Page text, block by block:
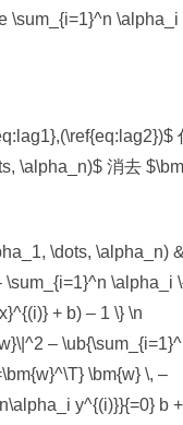
\sum_{i=1}^n \alpha_i
\alpha_n)$ 消去
\dots, \alpha_n)
\sum_{i=1}^n \alpha_i
+ b) – 1 \} \n
–
\bm{w} \, –
y^{(i)}}{=0} b